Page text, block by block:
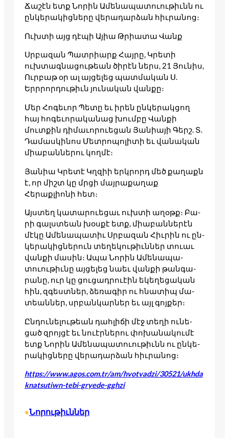
Ճա­­շէն ետք Նո­­րին Ամե­­նապա­­տուու­­թիւնն ու
ըն­­կե­­­րակից­­նե­­­րը վե­­րադար­­ձան հիւ­­րա­­­նոց։
Ուխտի այց դէ­­պի Այիա Թրիատա Վանք
Սրբազան Պատ­­րիարք Հայ­­րը, Կրե­­տի
ուխտագնացութեան ծիրէն ներս, 21 Յու­­նիս,
Ուրբաթ օր ալ այ­­ցե­­­լեց պատ­­մա­­­կան Ս.
Երրրոր­­դութիւն յու­­նա­­­կան վան­­քը։
Մեր Հո­­գեւոր Պե­­տը եւ իրեն ըն­­կե­­­րակ­­ցող
հայ հոգեւորականաց խումբը Վանքի
մուտքին դիմաւորուեցան Յա­­նիայի Գերշ. Տ.
Դա­­մաս­­կի­­­նոս Մետ­­րո­­­պոլի­­տի եւ վա­­նական
միաբան­­նե­­­րու կող­­մէ։
Յանիա Կրետէ Կղզիի երկրորդ մեծ քաղաքն
է, որ միշտ կը մրցի մայրաքաղաք
Հերաքլիոնի հետ։
Այստեղ կա­­տարո­­ւեցաւ ուխտի աղօթք։ Բա­­
րի գալստեան խօս­­քէ ետք, միաբան­­նե­­­րէն
մէ­­կը Ամե­­նապա­­տիւ Սրբա­­զան Հիւ­­րին ու ըն­­
կե­­­րակից­­նե­­­րուն տե­­ղեկու­­թիւններ տո­­ւաւ
վան­­քի մա­­սին։ Ապա Նո­­րին Ամե­­նապա­­
տուու­­թիւնը այ­­ցե­­­լեց նաեւ վան­­քի թան­­գա­­­
րանը, ուր կը ցու­­ցադրո­­ւէին եկե­­ղեցա­­կան
հին, զգեստներ, ձե­­ռագիր ու հնա­­տիպ մա­­
տեան­­ներ, սրբան­­կարներ եւ այլ գոյ­­քեր։
Ըն­­դունե­­լու­­թեան դահ­­լի­­­ճի մէջ տե­­ղի ու­­նե­­­
ցած զրոյ­­ցէ եւ նո­­ւէր­­նե­­­րու փո­­խանա­­կու­­մէ
ետք Նո­­րին Ամե­­նապա­­տուու­­թիւնն ու ըն­­կե­­­
րակից­­նե­­­րը վե­­րադար­­ձան հիւ­րա­նոց։
https://www.agos.com.tr/am/hvotvadzi/30521/ukhda
knatsutiwn-tebi-gryede-gghzi
•Նորութիւններ